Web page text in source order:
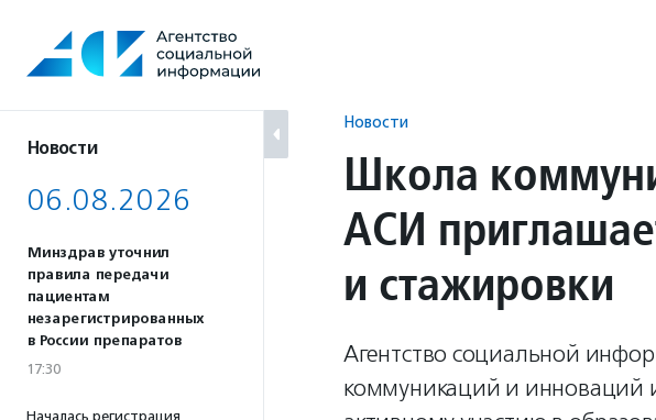
содержанию
Новости
06.08.2026
Минздрав уточнил
правила передачи
пациентам
незарегистрированных
в России препаратов
17:30
Началась регистрация
Новости
Школа
АСИ
и стажировки
Агентство социальной
коммуникаций и инноваций